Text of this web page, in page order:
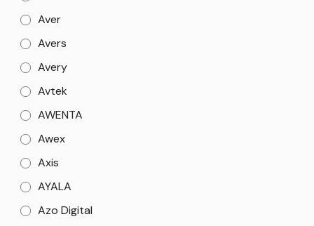
Aver
Avers
Avery
Avtek
AWENTA
Awex
Axis
AYALA
Azo Digital